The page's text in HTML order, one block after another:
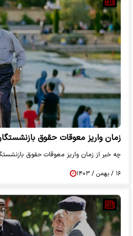
زمان واریز معوقات حقوق
چه خبر از زمان واریز معوقات حقوق
۱۶ / بهمن / ۱۴۰۳